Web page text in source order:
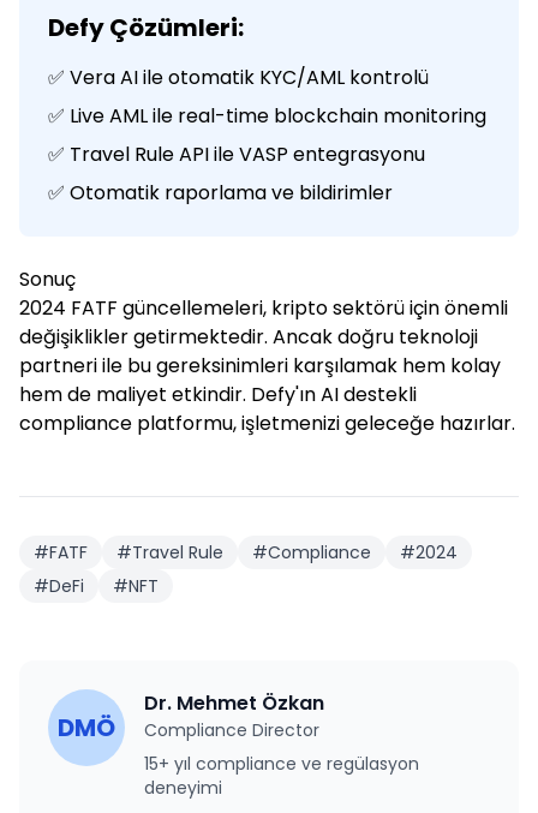
Defy Çözümleri:
✅ Vera AI ile otomatik KYC/AML kontrolü
✅ Live AML ile real-time blockchain monitoring
✅ Travel Rule API ile VASP entegrasyonu
✅ Otomatik raporlama ve bildirimler
Sonuç
2024 FATF güncellemeleri, kripto sektörü için önemli
değişiklikler getirmektedir. Ancak doğru teknoloji
partneri ile bu gereksinimleri karşılamak hem kolay
hem de maliyet etkindir. Defy'ın AI destekli
compliance platformu, işletmenizi geleceğe hazırlar.
#FATF #Travel Rule #Compliance #2024
#DeFi #NFT
DMÖ
Dr. Mehmet Özkan
Compliance Director
15+ yıl compliance ve regülasyon
deneyimi